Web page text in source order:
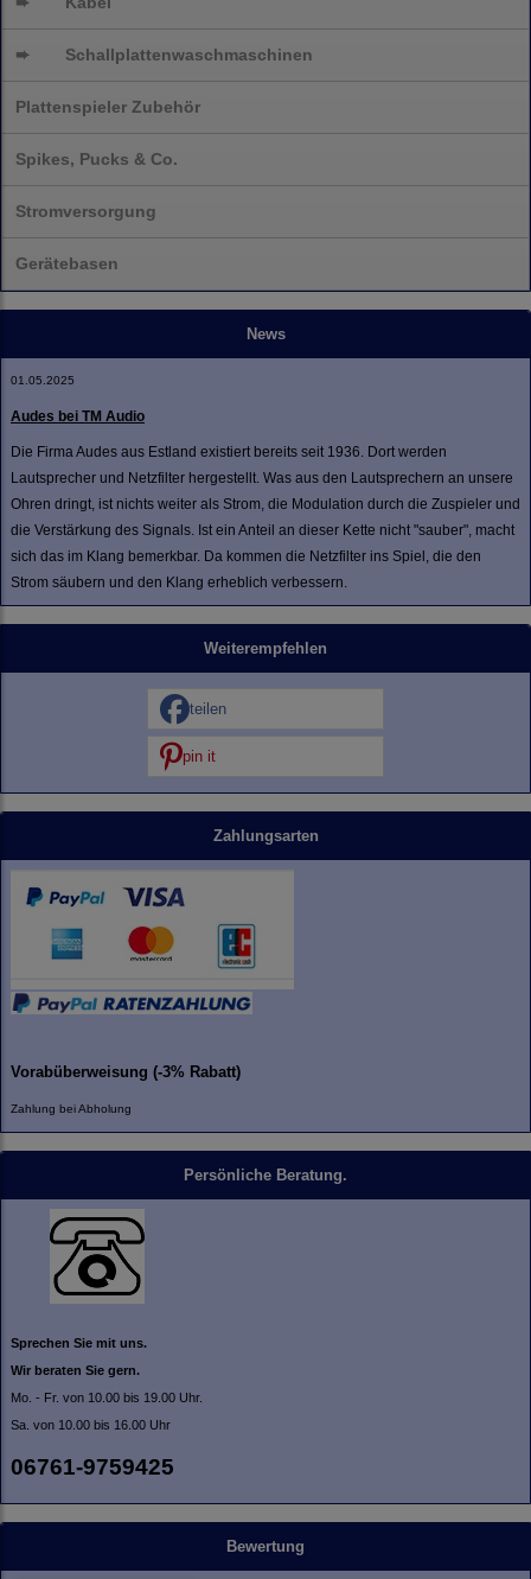
➨ Schallplattenwaschmaschinen
Plattenspieler Zubehör
Spikes, Pucks & Co.
Stromversorgung
Gerätebasen
News
01.05.2025
Audes bei TM Audio
Die Firma Audes aus Estland existiert bereits seit 1936. Dort werden
Lautsprecher und Netzfilter hergestellt. Was aus den Lautsprechern an unsere
Ohren dringt, ist nichts weiter als Strom, die Modulation durch die Zuspieler und
die Verstärkung des Signals. Ist ein Anteil an dieser Kette nicht "sauber", macht
sich das im Klang bemerkbar. Da kommen die Netzfilter ins Spiel, die den
Strom säubern und den Klang erheblich verbessern.
Weiterempfehlen
teilen
pin it
Zahlungsarten
Vorabüberweisung (-3% Rabatt)
Zahlung bei Abholung
Persönliche Beratung.
Sprechen Sie mit uns.
Wir beraten Sie gern.
Mo. - Fr. von 10.00 bis 19.00 Uhr.
Sa. von 10.00 bis 16.00 Uhr
06761-9759425
Bewertung